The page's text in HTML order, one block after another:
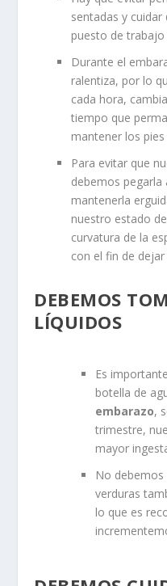
sentadas y
puesto de
Durante el
ralentiza, por lo
cada hora,
tiempo que
mantener los
Para evitar que
debemos
mantenerla
nuestro estado
curvatura de la
con el fin de
DEBEMOS
LÍQUIDOS
Es
botella de
embarazo,
trimestre,
mayor
No
verduras
lo que es